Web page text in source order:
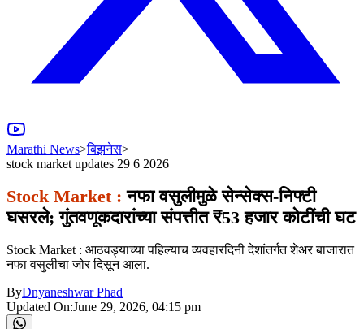
Marathi News>बिझनेस>
stock market updates 29 6 2026
Stock Market : नफा वसुलीमुळे सेन्सेक्स-निफ्टी
घसरले; गुंतवणूकदारांच्या संपत्तीत ₹53 हजार कोटींची घट
Stock Market : आठवड्याच्या पहिल्याच व्यवहारदिनी देशांतर्गत शेअर बाजारात
नफा वसुलीचा जोर दिसून आला.
ByDnyaneshwar Phad
Updated On:June 29, 2026, 04:15 pm